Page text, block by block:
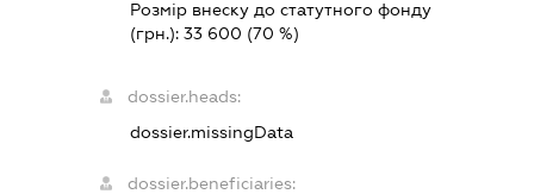
Розмір внеску до статутного фонду
(грн.):33 600 (70 %)
dossier.heads:
dossier.missingData
dossier.beneficiaries: